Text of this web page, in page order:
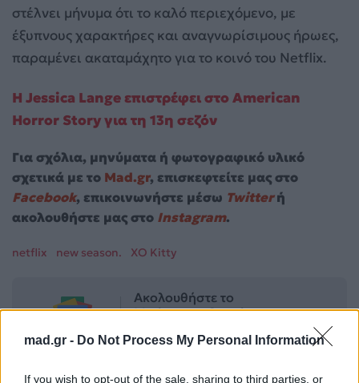
mad.gr - Do Not Process My Personal Information
If you wish to opt-out of the sale, sharing to third parties, or
στέλνει μήνυμα ότι το καλό περιεχόμενο, με
έξυπνους χαρακτήρες και αναγνωρίσιμους ήρωες,
παραμένει ακαταμάχητο για το κοινό του Netflix.
Η Jessica Lange επιστρέφει στο American
Horror Story για τη 13η σεζόν
Για σχόλια, μηνύματα ή φωτογραφικό υλικό
σχετικά με το Mad.gr, επισκεφτείτε μας στο
Facebook, επικοινωνήστε μέσω Twitterή
ακολουθήστε μας στο Instagram.
netflix new season. XO Kitty
Ακολουθήστε το
Mad.gr στο Google
Ακολουθήστε το